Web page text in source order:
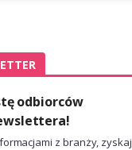
odbiorców
z branży, zyskaj